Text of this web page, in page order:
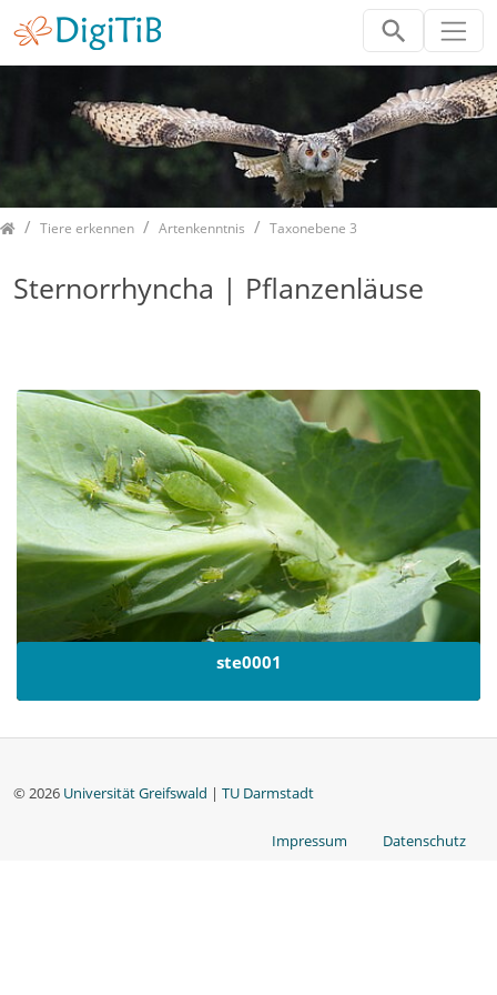
HomeTiere erkennen Artenkenntnis Taxonebene 3
Sternorrhyncha | Pflanzenläuse
ste0001
© 2026 Universität Greifswald | TU Darmstadt
Impressum Datenschutz